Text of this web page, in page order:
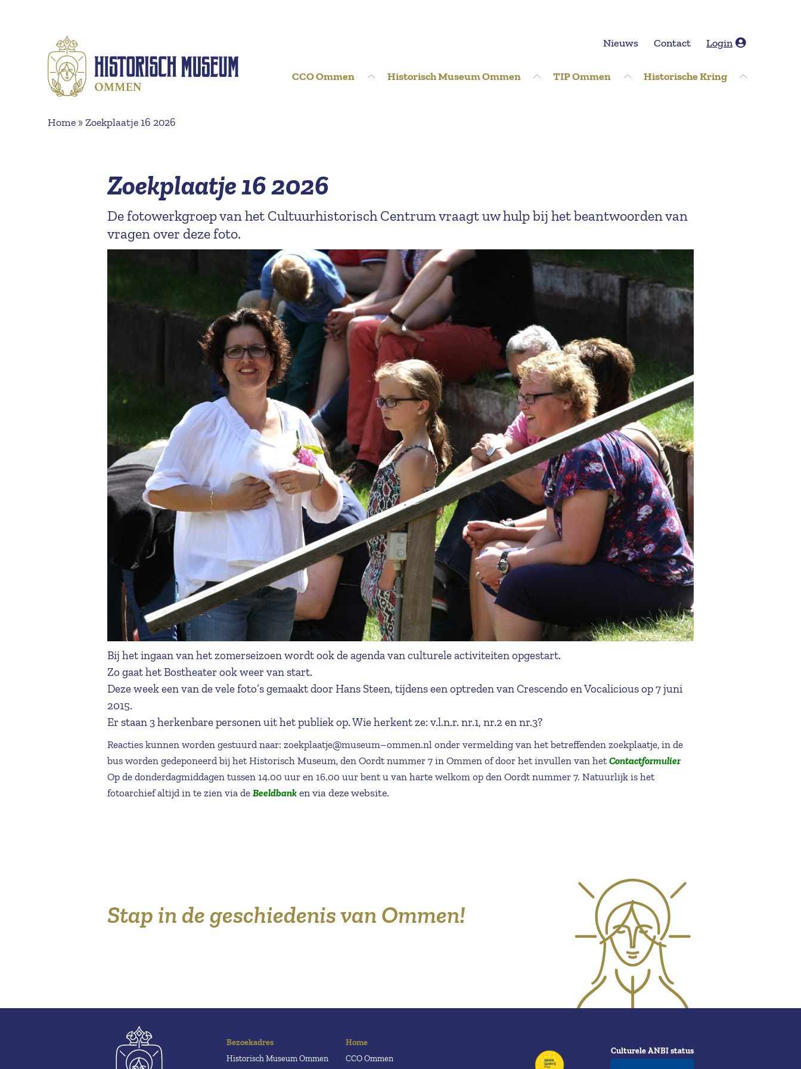
Nieuws Contact Login
CCO Ommen Historisch Museum Ommen TIP Ommen Historische Kring
Home »Zoekplaatje 16 2026
Zoekplaatje 16 2026
De fotowerkgroep van het Cultuurhistorisch Centrum vraagt uw hulp bij het beantwoorden van
vragen over deze foto.
Bij het ingaan van het zomerseizoen wordt ook de agenda van culturele activiteiten opgestart.
Zo gaat het Bostheater ook weer van start.
Deze week een van de vele foto’s gemaakt door Hans Steen, tijdens een optreden van Crescendo en Vocalicious op 7 juni
2015.
Er staan 3 herkenbare personen uit het publiek op. Wie herkent ze: v.l.n.r. nr.1, nr.2 en nr.3?
Reacties kunnen worden gestuurd naar: zoekplaatje@museum–ommen.nl onder vermelding van het betreffenden zoekplaatje, in de
bus worden gedeponeerd bij het Historisch Museum, den Oordt nummer 7 in Ommen of door het invullen van het Contactformulier
Op de donderdagmiddagen tussen 14.00 uur en 16.00 uur bent u van harte welkom op den Oordt nummer 7. Natuurlijk is het
fotoarchief altijd in te zien via de Beeldbank en via deze website.
Stap in de geschiedenis van Ommen!
Bezoekadres
Historisch Museum Ommen
Home
CCO Ommen
Culturele ANBI status